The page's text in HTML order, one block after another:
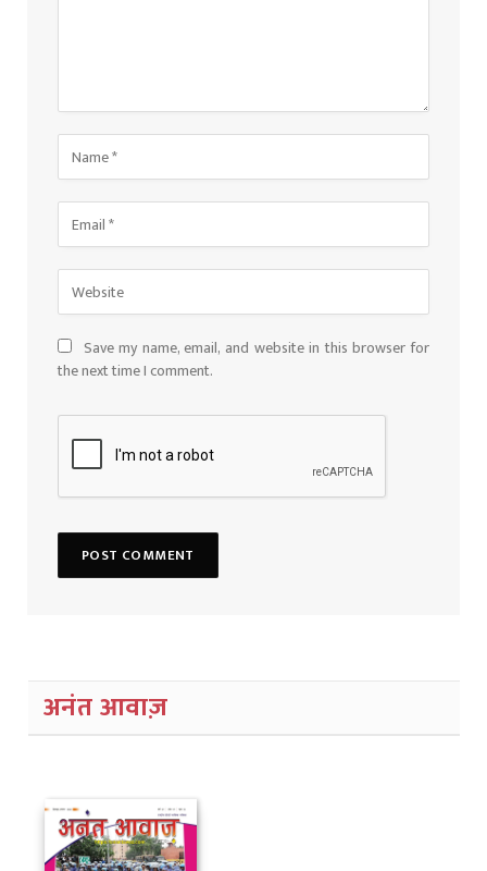
Save my name, email, and website in this browser for
the next time I comment.
अनंत आवाज़